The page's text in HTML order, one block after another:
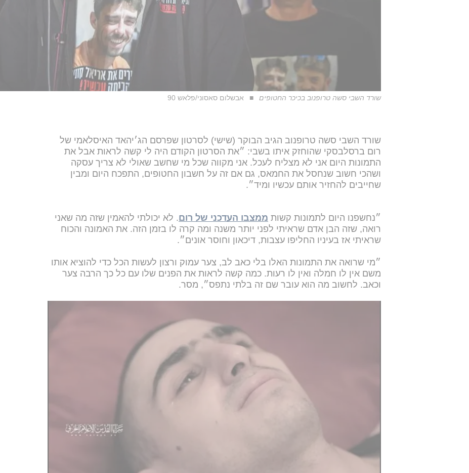
שורד השבי סשה טרופנוב בכיכר החטופים אבשלום סאסוני/פלאש 90
שורד השבי סשה טרופנוב הגיב הבוקר (שישי) לסרטון שפרסם הג׳יהאד האיסלאמי של
רום ברסלבסקי שהוחזק איתו בשבי: ״את הסרטון הקודם היה לי קשה לראות אבל את
התמונות היום אני לא מצליח לעכל. אני מקווה שכל מי שחשב שאולי לא צריך עסקה
ושהכי חשוב שנחסל את החמאס, גם אם זה על חשבון החטופים, התפכח היום ומבין
שחייבים להחזיר אותם עכשיו ומיד״.
״נחשפנו היום לתמונות קשות ממצבו העדכני של רום. לא יכולתי להאמין שזה מה שאני
רואה, שזה הבן אדם שראיתי לפני יותר משנה ומה קרה לו בזמן הזה. את האמונה והכוח
שראיתי אז בעיניו החליפו עצבות, דיכאון וחוסר אונים״.
״מי שרואה את התמונות האלו בלי כאב לב, צער עמוק ורצון לעשות הכל כדי להוציא אותו
משם אין לו חמלה ואין לו רעות. כמה קשה לראות את הפנים שלו עם כל כך הרבה צער
וכאב. לחשוב מה הוא עובר שם זה בלתי נתפס״, מסר.